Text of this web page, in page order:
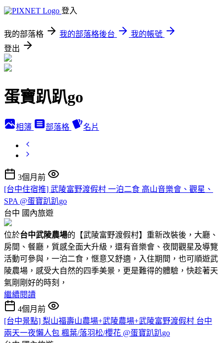
登入
我的部落格 我的部落格後台
我的帳號
登出
蛋寶趴趴go
相簿 部落格 名片
3個月前
[台中住宿推] 武陵富野渡假村 一泊二食 高山音樂會、觀星、
SPA @蛋寶趴趴go
台中 國內旅遊
位於台中武陵農場的【武陵富野渡假村】重新改裝後，大廳、
房間、餐廳，質感全面大升級，還有音樂會、夜間觀星及導覽
活動可參與，一泊二食，愜意又舒適，入住期間，也可順遊武
陵農場，感受大自然的四季美景，更是難得的體驗，快趁著天
氣剛剛好的時刻，
繼續閱讀
4個月前
[台中景點] 梨山福壽山農場+武陵農場+武陵富野渡假村 台中
兩天一夜懶人包 楓葉/落羽松/櫻花 @蛋寶趴趴go